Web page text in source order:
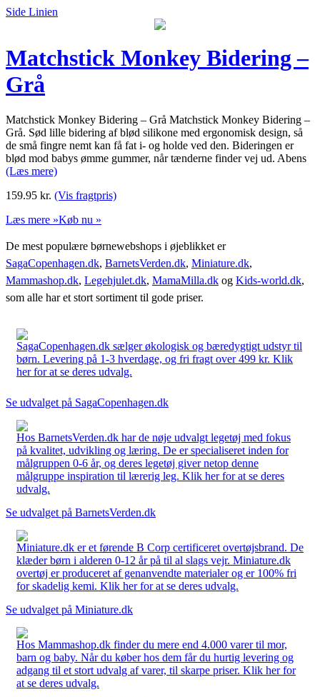
Side Linien
Matchstick Monkey Bidering –
Grå
Matchstick Monkey Bidering – Grå Matchstick Monkey Bidering –
Grå. Sød lille bidering af blød silikone med ergonomisk design, så
de små fingre nemt kan få fat i- og holde ved den. Bideringen er
blød mod babys ømme gummer, når tænderne finder vej ud. Abens
(Læs mere)
159.95 kr. (Vis fragtpris)
Læs mere »Køb nu »
De mest populære børnewebshops i øjeblikket er
SagaCopenhagen.dk, BarnetsVerden.dk, Miniature.dk,
Mammashop.dk, Legehjulet.dk, MamaMilla.dk og Kids-world.dk,
som alle har et stort sortiment til gode priser.
SagaCopenhagen.dk sælger økologisk og bæredygtigt udstyr til
børn. Levering på 1-3 hverdage, og fri fragt over 499 kr. Klik
her for at se deres udvalg.
Se udvalget på SagaCopenhagen.dk
Hos BarnetsVerden.dk har de nøje udvalgt legetøj med fokus
på kvalitet, udvikling og læring. De er specialiseret inden for
målgruppen 0-6 år, og deres legetøj giver netop denne
målgruppe inspiration til lærerig leg. Klik her for at se deres
udvalg.
Se udvalget på BarnetsVerden.dk
Miniature.dk er et førende B Corp certificeret overtøjsbrand. De
klæder børn i alderen 0-12 år på til al slags vejr. Miniature.dk
overtøj er produceret af genanvendte materialer og er 100% fri
for skadelig kemi. Klik her for at se deres udvalg.
Se udvalget på Miniature.dk
Hos Mammashop.dk finder du mere end 4.000 varer til mor,
barn og baby. Når du køber hos dem får du hurtig levering og
adgang til et stort udvalg af varer, til skarpe priser. Klik her for
at se deres udvalg.